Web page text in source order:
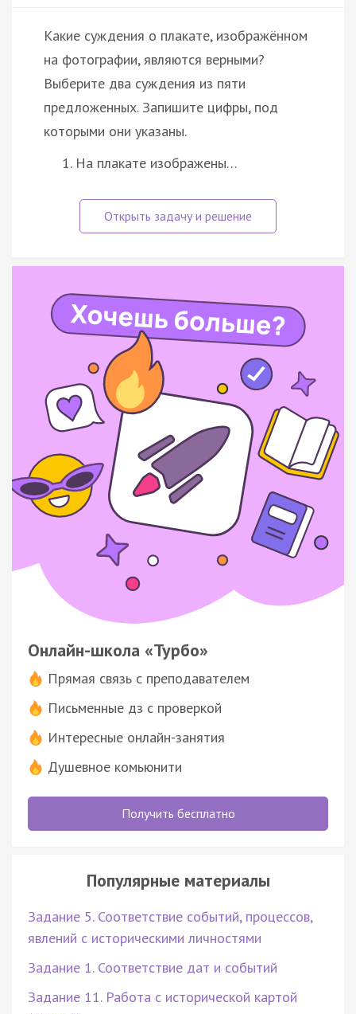
Какие суждения о плакате, изображённом
на фотографии, являются верными?
Выберите два суждения из пяти
предложенных. Запишите цифры, под
которыми они указаны.
На плакате изображены…
Онлайн-школа «Турбо»
Прямая связь с преподавателем
Письменные дз с проверкой
Интересные онлайн-занятия
Душевное комьюнити
Получить бесплатно
Популярные материалы
Задание 5. Соответствие событий, процессов,
явлений с историческими личностями
Задание 1. Соответствие дат и событий
Задание 11. Работа с исторической картой